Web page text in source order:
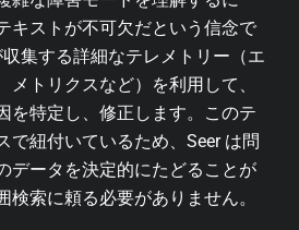
キストが不可欠だという信念で
集する詳細なテレメトリー（エ
メトリクスなど）を利用して、
を特定し、修正します。このテ
で紐付いているため、Seer は問
データを決定的にたどることが
検索に頼る必要がありません。